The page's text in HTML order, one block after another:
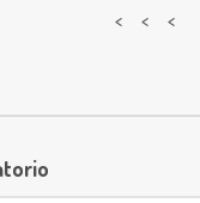
< < <